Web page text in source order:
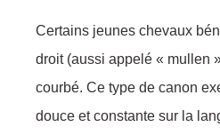
Certains jeunes chevaux
droit (aussi appelé « mullen
courbé. Ce type de canon
douce et constante sur la